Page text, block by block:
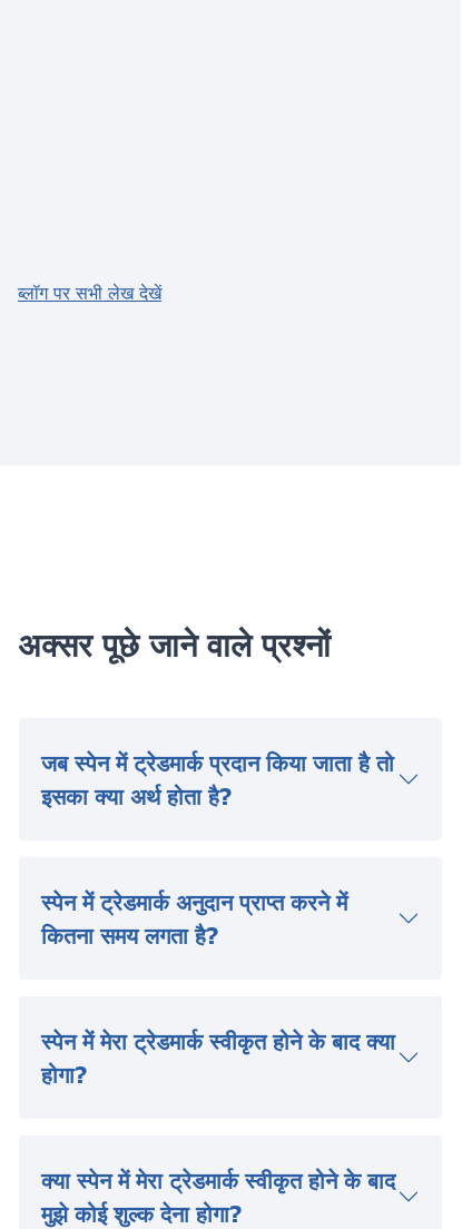
ब्लॉग पर सभी लेख देखें
अक्सर पूछे जाने वाले प्रश्नों
जब स्पेन में ट्रेडमार्क प्रदान किया जाता है तो
इसका क्या अर्थ होता है?
स्पेन में ट्रेडमार्क अनुदान प्राप्त करने में
कितना समय लगता है?
स्पेन में मेरा ट्रेडमार्क स्वीकृत होने के बाद क्या
होगा?
क्या स्पेन में मेरा ट्रेडमार्क स्वीकृत होने के बाद
मुझे कोई शुल्क देना होगा?